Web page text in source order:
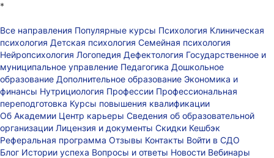
*
Все направления Популярные курсы Психология Клиническая
психология Детская психология Семейная психология
Нейропсихология Логопедия Дефектология Государственное и
муниципальное управление Педагогика Дошкольное
образование Дополнительное образование Экономика и
финансы Нутрициология Профессии Профессиональная
переподготовка Курсы повышения квалификации
Об Академии Центр карьеры Сведения об образовательной
организации Лицензия и документы Скидки Кешбэк
Реферальная программа Отзывы Контакты Войти в СДО
Блог Истории успеха Вопросы и ответы Новости Вебинары